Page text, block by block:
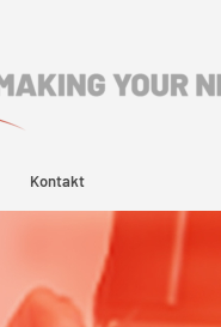
Kontakt